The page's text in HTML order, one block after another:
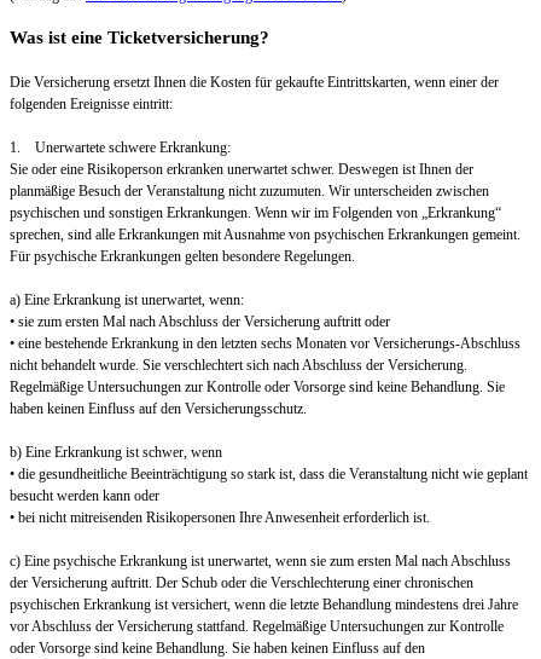
Was ist eine Ticketversicherung?
Die Versicherung ersetzt Ihnen die Kosten für gekaufte Eintrittskarten, wenn einer der
folgenden Ereignisse eintritt:
1. Unerwartete schwere Erkrankung:
Sie oder eine Risikoperson erkranken unerwartet schwer. Deswegen ist Ihnen der
planmäßige Besuch der Veranstaltung nicht zuzumuten. Wir unterscheiden zwischen
psychischen und sonstigen Erkrankungen. Wenn wir im Folgenden von „Erkrankung“
sprechen, sind alle Erkrankungen mit Ausnahme von psychischen Erkrankungen gemeint.
Für psychische Erkrankungen gelten besondere Regelungen.
a) Eine Erkrankung ist unerwartet, wenn:
• sie zum ersten Mal nach Abschluss der Versicherung auftritt oder
• eine bestehende Erkrankung in den letzten sechs Monaten vor Versicherungs-Abschluss
nicht behandelt wurde. Sie verschlechtert sich nach Abschluss der Versicherung.
Regelmäßige Untersuchungen zur Kontrolle oder Vorsorge sind keine Behandlung. Sie
haben keinen Einfluss auf den Versicherungsschutz.
b) Eine Erkrankung ist schwer, wenn
• die gesundheitliche Beeinträchtigung so stark ist, dass die Veranstaltung nicht wie geplant
besucht werden kann oder
• bei nicht mitreisenden Risikopersonen Ihre Anwesenheit erforderlich ist.
c) Eine psychische Erkrankung ist unerwartet, wenn sie zum ersten Mal nach Abschluss
der Versicherung auftritt. Der Schub oder die Verschlechterung einer chronischen
psychischen Erkrankung ist versichert, wenn die letzte Behandlung mindestens drei Jahre
vor Abschluss der Versicherung stattfand. Regelmäßige Untersuchungen zur Kontrolle
oder Vorsorge sind keine Behandlung. Sie haben keinen Einfluss auf den